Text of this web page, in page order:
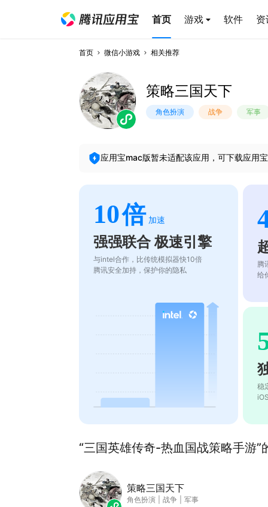
首页 游戏 软件 资
首页 微信小游戏 相关推荐
策略三国天下
角色扮演 战争 军事
应用宝mac版暂未适配该应用，可下载应用
10倍 加速
强强联合 极速引擎
与intel合作，比传统模拟器快10倍
腾讯安全加持，保护你的隐私
腾
给
稳
“三国英雄传奇-热血国战策略手游
策略三国天下
角色扮演 战争 军事